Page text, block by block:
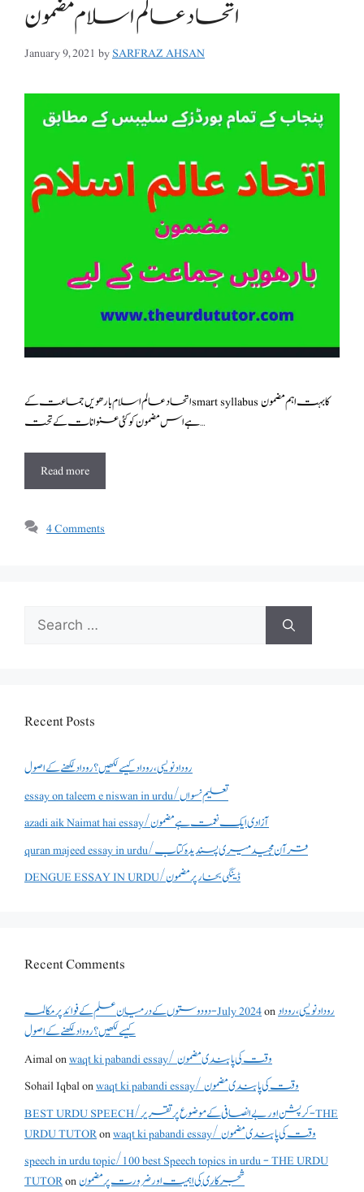
اتحاد عالم اسلام مضمون
January 9, 2021 bySARFRAZ AHSAN
اتحاد عالم اسلام بارھویں جماعت کے smart syllabus کا بہت اہم مضمون
ہے اس مضمون کو کئی عنوانات کے تحت …
Read more
4 Comments
Search
for:
Recent Posts
روداد نویسی ،روداد کیسے لکھیں؟ روداد لکھنے کے اصول
essay on taleem e niswan in urdu/تعلیم نسواں
azadi aik Naimat hai essay/آزادی ایک نعمت ہے مضمون
quran majeed essay in urdu/قرآن مجید میری پسندیدہ کتاب
DENGUE ESSAY IN URDU/ڈینگی بخار پر مضمون
Recent Comments
دو دوستوں کے درمیان علم کے فوائد پر مکالمہ - July 2024onروداد نویسی ،روداد
کیسے لکھیں؟ روداد لکھنے کے اصول
Aimalon
waqt ki pabandi essay/ وقت کی پابندی مضمون
Sohail Iqbalon
waqt ki pabandi essay/ وقت کی پابندی مضمون
BEST URDU SPEECH/کرپشن اور بے انصافی کے موضوع پر تقریر - THE
URDU TUTORon
waqt ki pabandi essay/ وقت کی پابندی مضمون
speech in urdu topic/100 best Speech topics in urdu - THE URDU
TUTORonشجرکاری کی اہمیت اور ضرورت پر مضمون